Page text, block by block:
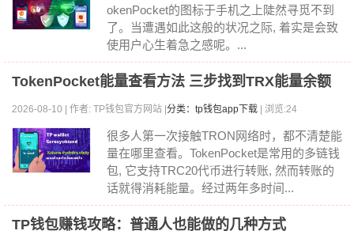
okenPocket的图标于手机之上陡然寻觅不到
了。当遭遇如此这般的状况之际, 着实是会致
使用户心生着急之感呢。...
TokenPocket能量查看方法 三步找到TRX能量余额
2026-08-10 | 作者: TP钱包官方网站 | 分类：tp钱包app下载 | 浏览:24
很多人第一次接触TRON网络时，都不清楚能
量在哪里查看。TokenPocket是常用的多链钱
包, 它支持TRC20代币进行转账, 然而转账的
话就得消耗能量。经过两年多时间...
TP钱包赚钱攻略：普通人也能做的几种方式